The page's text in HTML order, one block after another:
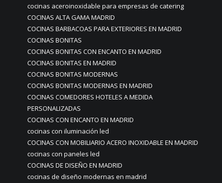
cocinas aceroinoxidable para empresas de catering
COCINAS ALTA GAMA MADRID
COCINAS BARBACOAS PARA EXTERIORES EN MADRID
COCINAS BONITAS
COCINAS BONITAS CON ENCANTO EN MADRID
COCINAS BONITAS EN MADRID
COCINAS BONITAS MODERNAS
COCINAS BONITAS MODERNAS EN MADRID
COCINAS COMEDORES HOTELES A MEDIDA
PERSONALIZADAS
COCINAS CON ENCANTO EN MADRID
cocinas con iluminación led
COCINAS CON MOBILIARIO ACERO INOXIDABLE EN MADRID
cocinas con paneles led
COCINAS DE DISEÑO EN MADRID
cocinas de diseño modernas en madrid